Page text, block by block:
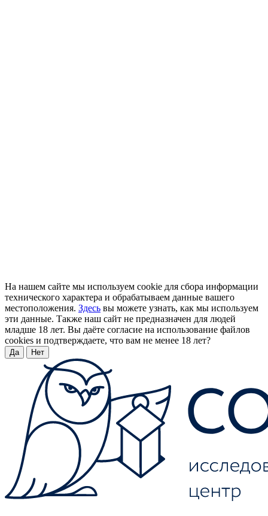
На нашем сайте мы используем cookie для сбора информации
технического характера и обрабатываем данные вашего
местоположения. Здесь вы можете узнать, как мы используем
эти данные. Также наш сайт не предназначен для людей
младше 18 лет. Вы даёте согласие на использование файлов
cookies и подтверждаете, что вам не менее 18 лет?
Да Нет